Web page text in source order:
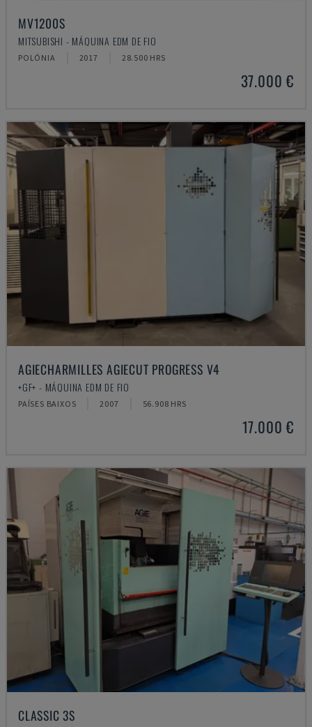
MV1200S
MITSUBISHI - MÁQUINA EDM DE FIO
POLÓNIA 2017 28.500 HRS
37.000 €
AGIECHARMILLES AGIECUT PROGRESS V4
+GF+ - MÁQUINA EDM DE FIO
PAÍSES BAIXOS 2007 56.908 HRS
17.000 €
CLASSIC 3S